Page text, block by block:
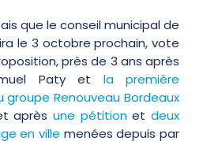
que le conseil municipal de
le 3 octobre prochain, vote
près de 3 ans après
Paty et la première
Renouveau Bordeaux
aprèsune pétitionetdeux
en ville menées depuis par